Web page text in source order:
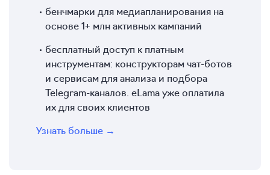
бенчмарки для медиапланирования на
основе 1+ млн активных кампаний
бесплатный доступ к платным
инструментам: конструкторам чат-ботов
и сервисам для анализа и подбора
Telegram-каналов. eLama уже оплатила
их для своих клиентов
Узнать больше →